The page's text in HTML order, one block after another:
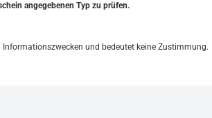
angegebenen Typ zu prüfen.
und bedeutet keine Zustimmung.